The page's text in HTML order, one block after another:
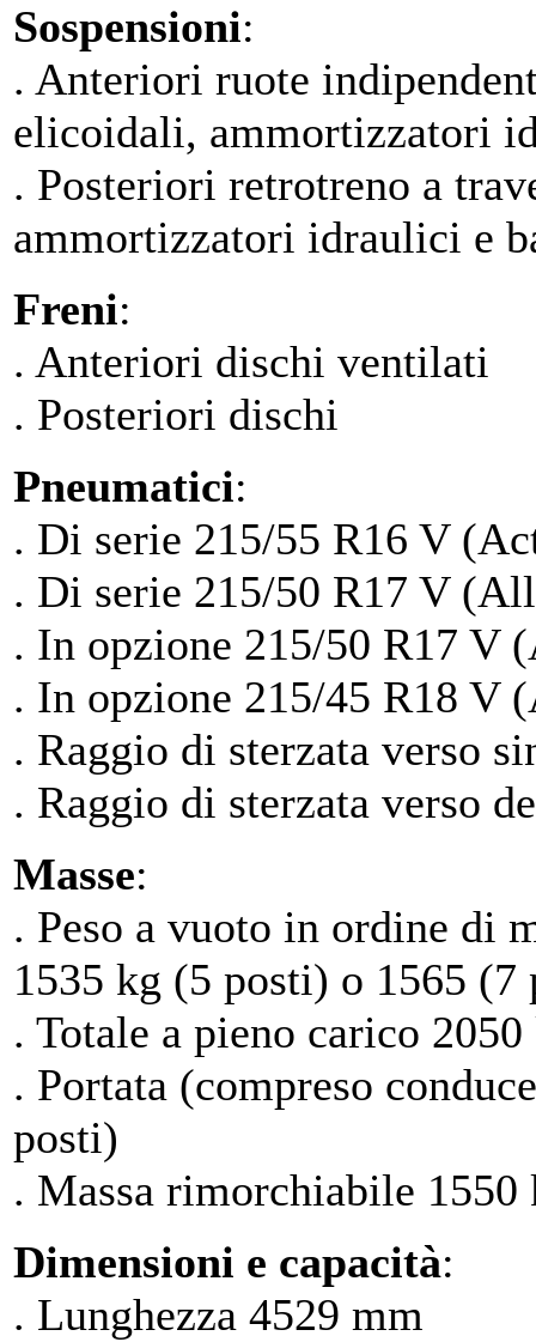
Sospensioni:
. Anteriori ruote
elicoidali, ammortizzatori
. Posteriori retrotreno a
ammortizzatori idraulici e
Freni:
. Anteriori dischi ventilati
. Posteriori dischi
Pneumatici:
. Di serie 215/55 R16 V
. Di serie 215/50 R17 V
. In opzione 215/50 R17 V
. In opzione 215/45 R18 V
. Raggio di sterzata verso
. Raggio di sterzata verso
Masse:
. Peso a vuoto in ordine di
1535 kg (5 posti) o 1565 (7
. Totale a pieno carico
. Portata (compreso
posti)
. Massa rimorchiabile
Dimensioni e capacità:
. Lunghezza 4529 mm